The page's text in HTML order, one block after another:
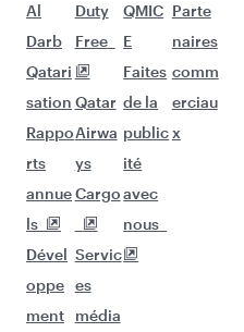
Al
Darb
Qatari
sation
Rappo
rts
annue
ls
Dével
oppe
ment
Duty
Free
Qatar
Airwa
ys
Cargo
Servic
es
média
QMIC
E
Faites
de la
public
ité
avec
nous
Parte
naires
comm
erciau
x